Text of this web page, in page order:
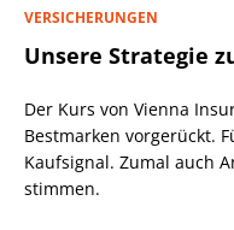
VERSICHERUNGEN
Unsere Strategie
Der Kurs von Vienna
Bestmarken vorgerückt.
Kaufsignal. Zumal auch
stimmen.